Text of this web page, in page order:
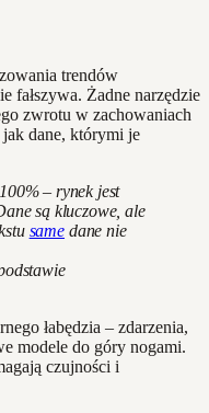
trendów
fałszywa. Żadne narzędzie
zwrotu w zachowaniach
jak dane, którymi je
– rynek jest
są kluczowe, ale
samedane nie
łabędzia – zdarzenia,
modele do góry nogami.
czujności i